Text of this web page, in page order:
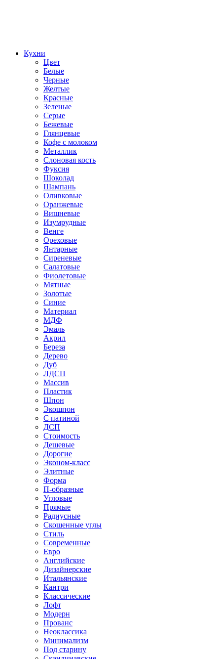
Кухни
Цвет
Белые
Черные
Желтые
Красные
Зеленые
Серые
Бежевые
Глянцевые
Кофе с молоком
Металлик
Слоновая кость
Фуксия
Шоколад
Шампань
Оливковые
Оранжевые
Вишневые
Изумрудные
Венге
Ореховые
Янтарные
Сиреневые
Салатовые
Фиолетовые
Мятные
Золотые
Синие
Материал
МДФ
Эмаль
Акрил
Береза
Дерево
Дуб
ЛДСП
Массив
Пластик
Шпон
Экошпон
С патиной
ДСП
Стоимость
Дешевые
Дорогие
Эконом-класс
Элитные
Форма
П-образные
Угловые
Прямые
Радиусные
Скошенные углы
Стиль
Современные
Евро
Английские
Дизайнерские
Итальянские
Кантри
Классические
Лофт
Модерн
Прованс
Неоклассика
Минимализм
Под старину